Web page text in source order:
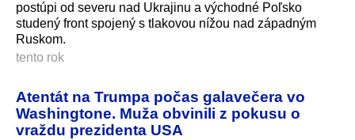
postúpi od severu nad Ukrajinu a východné Poľsko
studený front spojený s tlakovou nížou nad západným
Ruskom.
tento rok
Atentát na Trumpa počas galavečera vo
Washingtone. Muža obvinili z pokusu o
vraždu prezidenta USA